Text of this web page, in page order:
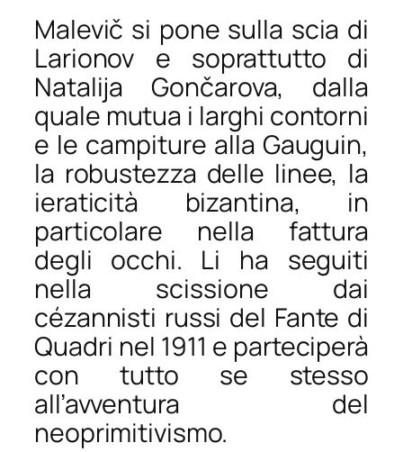
Malevič si pone sulla scia di
Larionov e soprattutto di
Natalija Gončarova, dalla
quale mutua i larghi contorni
e le campiture alla Gauguin,
la robustezza delle linee, la
ieraticità bizantina, in
particolare nella fattura
degli occhi. Li ha seguiti
nella scissione dai
cézannisti russi del Fante di
Quadri nel 1911 e parteciperà
con tutto se stesso
all’avventura del
neoprimitivismo.